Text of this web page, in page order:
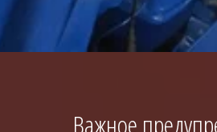
Важное